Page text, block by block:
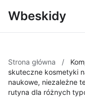
Wbeskidy
Strona główna /
skuteczne kosmetyki
naukowe, niezależne
rutyna dla różnych